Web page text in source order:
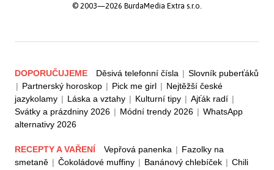
© 2003—2026 BurdaMedia Extra s.r.o.
DOPORUČUJEME Děsivá telefonní čísla | Slovník puberťáků
| Partnerský horoskop | Pick me girl | Nejtěžší české
jazykolamy | Láska a vztahy | Kulturní tipy | Ajťák radí |
Svátky a prázdniny 2026 | Módní trendy 2026 | WhatsApp
alternativy 2026
RECEPTY A VAŘENÍ Vepřová panenka | Fazolky na
smetaně | Čokoládové muffiny | Banánový chlebíček | Chili